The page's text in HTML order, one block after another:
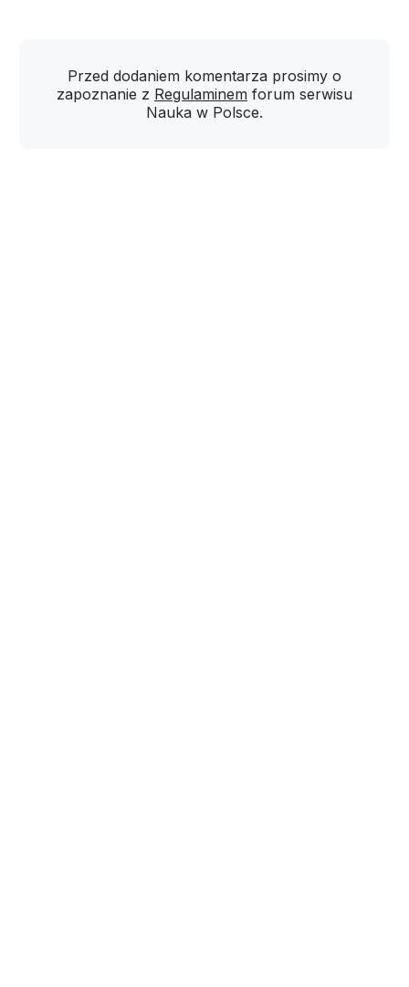
Przed dodaniem komentarza prosimy o
zapoznanie z Regulaminem forum serwisu
Nauka w Polsce.